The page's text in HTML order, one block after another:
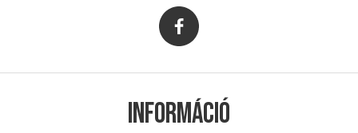
Információ